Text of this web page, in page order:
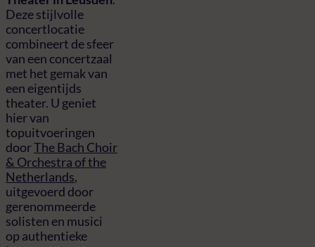
Deze stijlvolle
concertlocatie
combineert de sfeer
van een concertzaal
met het gemak van
een eigentijds
theater. U geniet
hier van
topuitvoeringen
doorThe Bach Choir
& Orchestra of the
Netherlands,
uitgevoerd door
gerenommeerde
solisten en musici
op authentieke